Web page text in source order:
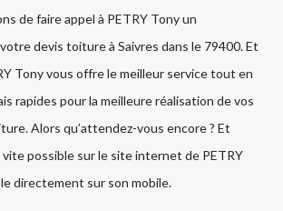
de faire appel à PETRY Tony un
devis toiture à Saivres dans le 79400. Et
Tony vous offre le meilleur service tout en
rapides pour la meilleure réalisation de vos
Alors qu’attendez-vous encore ? Et
possible sur le site internet de PETRY
directement sur son mobile.